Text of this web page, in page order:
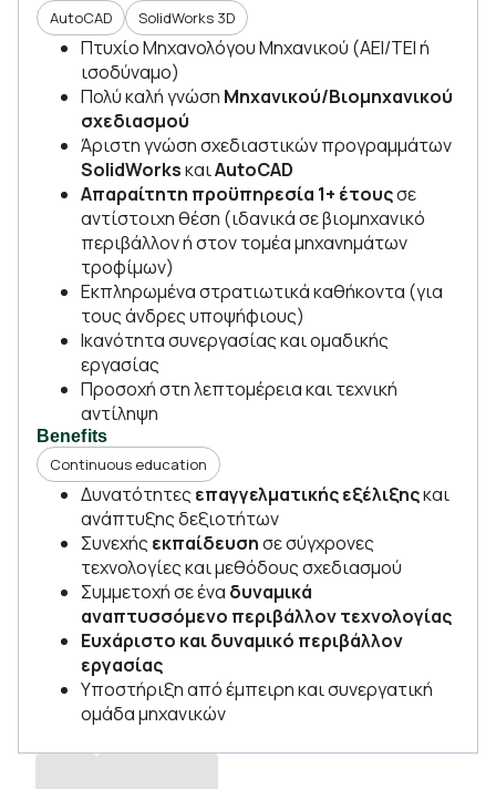
AutoCAD SolidWorks 3D
Πτυχίο Μηχανολόγου Μηχανικού (ΑΕΙ/ΤΕΙ ή
ισοδύναμο)
Πολύ καλή γνώση Μηχανικού/Βιομηχανικού
σχεδιασμού
Άριστη γνώση σχεδιαστικών προγραμμάτων
SolidWorksκαιAutoCAD
Απαραίτητη προϋπηρεσία 1+ έτουςσε
αντίστοιχη θέση (ιδανικά σε βιομηχανικό
περιβάλλον ή στον τομέα μηχανημάτων
τροφίμων)
Εκπληρωμένα στρατιωτικά καθήκοντα (για
τους άνδρες υποψήφιους)
Ικανότητα συνεργασίας και ομαδικής
εργασίας
Προσοχή στη λεπτομέρεια και τεχνική
αντίληψη
Benefits
Continuous education
Δυνατότητες επαγγελματικής εξέλιξηςκαι
ανάπτυξης δεξιοτήτων
Συνεχής εκπαίδευσησε σύγχρονες
τεχνολογίες και μεθόδους σχεδιασμού
Συμμετοχή σε ένα δυναμικά
αναπτυσσόμενο περιβάλλον τεχνολογίας
Ευχάριστο και δυναμικό περιβάλλον
εργασίας
Υποστήριξη από έμπειρη και συνεργατική
ομάδα μηχανικών